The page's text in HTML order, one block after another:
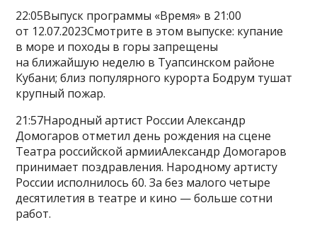
22:05Выпуск программы «Время» в 21:00
от 12.07.2023Смотрите в этом выпуске: купание
в море и походы в горы запрещены
на ближайшую неделю в Туапсинском районе
Кубани; близ популярного курорта Бодрум тушат
крупный пожар.
21:57Народный артист России Александр
Домогаров отметил день рождения на сцене
Театра российской армииАлександр Домогаров
принимает поздравления. Народному артисту
России исполнилось 60. За без малого четыре
десятилетия в театре и кино — больше сотни
работ.